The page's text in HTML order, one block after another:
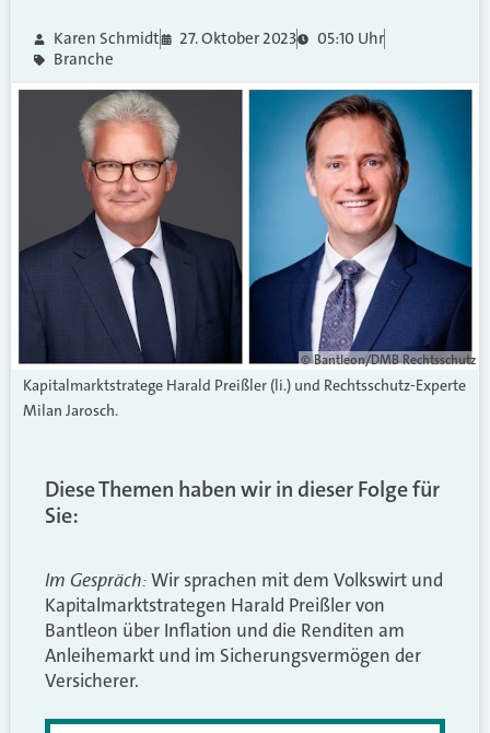
Karen Schmidt 27. Oktober 2023
05:10 Uhr
Branche
© Bantleon/DMB Rechtsschutz
Kapitalmarktstratege Harald Preißler (li.) und Rechtsschutz-Experte
Milan Jarosch.
Diese Themen haben wir in dieser Folge für
Sie:
Im Gespräch:Wir sprachen mit dem Volkswirt und
Kapitalmarktstrategen Harald Preißler von
Bantleon über Inflation und die Renditen am
Anleihemarkt und im Sicherungsvermögen der
Versicherer.